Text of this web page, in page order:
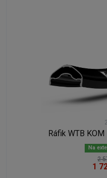
Ráfik WTB
Na
2
1